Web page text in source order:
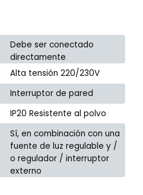
Debe ser conectado
directamente
Alta tensión 220/230V
Interruptor de pared
IP20 Resistente al polvo
Sí, en combinación con una
fuente de luz regulable y /
o regulador / interruptor
externo